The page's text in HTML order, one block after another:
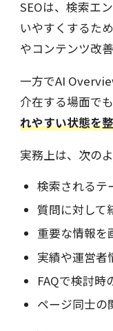
SEOは、検索エ
いやすくするた
やコンテンツ改
一方でAI
介在する場面でも
れやすい状態を
実務上は、次の
検索されるテ
質問に対して
重要な情報を
実績や運営者
FAQで検討時
ページ同士の